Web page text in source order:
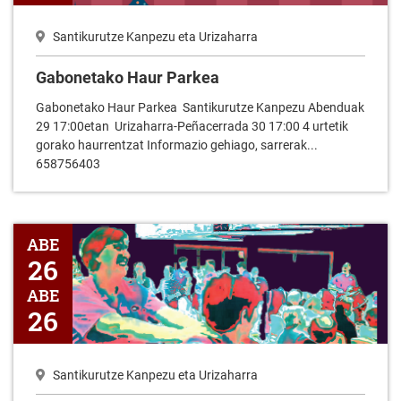
Santikurutze Kanpezu eta Urizaharra
Gabonetako Haur Parkea
Gabonetako Haur Parkea Santikurutze Kanpezu Abenduak
29 17:00etan Urizaharra-Peñacerrada 30 17:00 4 urtetik
gorako haurrentzat Informazio gehiago, sarrerak...
658756403
EALZ ATE IREKIEN JARDUNALDIA
ABE
26
ABE
26
Santikurutze Kanpezu eta Urizaharra